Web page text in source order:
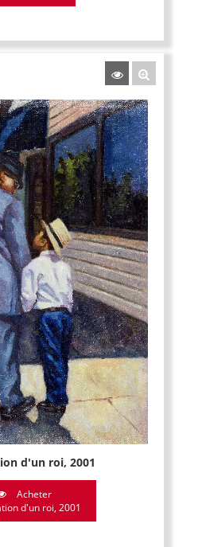
d'un roi, 2001
Acheter
d'un roi, 2001